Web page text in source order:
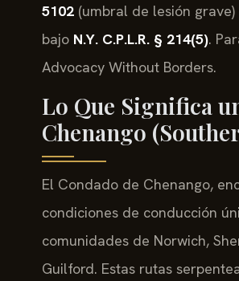
5102 (umbral de lesión
bajo N.Y. C.P.L.R. § 214(5).
Advocacy Without Borders.
Lo Que Significa
Chenango
El Condado de Chenango,
condiciones de conducción
comunidades de Norwich,
Guilford. Estas rutas